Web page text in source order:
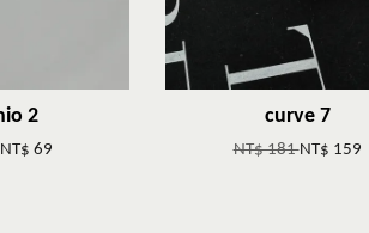
2
NT$ 69
curve 7
NT$ 181NT$ 159